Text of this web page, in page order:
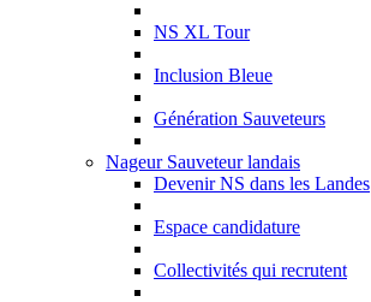
NS XL Tour
Inclusion Bleue
Génération Sauveteurs
Nageur Sauveteur landais
Devenir NS dans les Landes
Espace candidature
Collectivités qui recrutent